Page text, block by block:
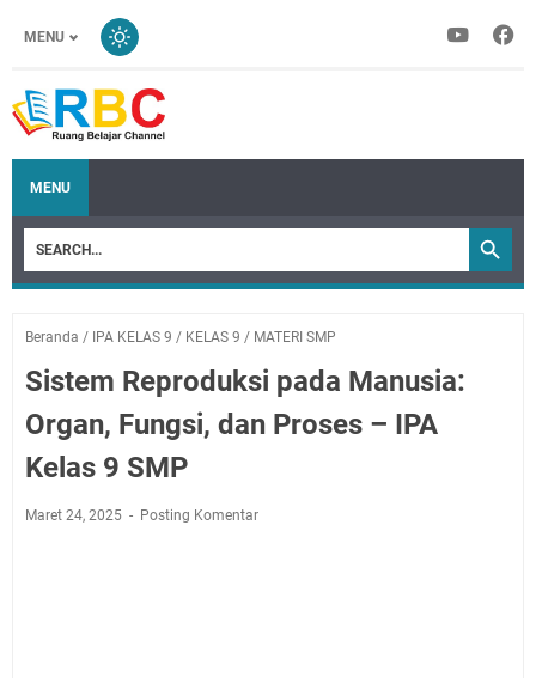
MENU
MENU
Beranda / IPA KELAS 9 / KELAS 9 / MATERI SMP
Sistem Reproduksi pada Manusia:
Organ, Fungsi, dan Proses – IPA
Kelas 9 SMP
Maret 24, 2025 Posting Komentar